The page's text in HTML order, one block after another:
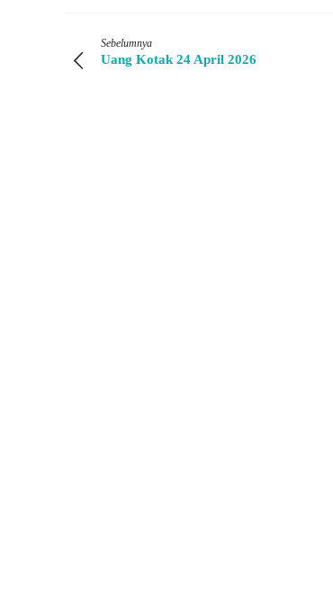
Sebelumnya
Uang Kotak 24 April 2026